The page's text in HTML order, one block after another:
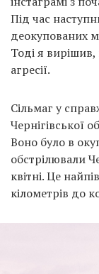
Під час
деокупованих
Тоді я вирішив,
агресії.
Сільмаг у
Чернігівської
Воно було в
обстрілювали
квітні. Це
кілометрів до